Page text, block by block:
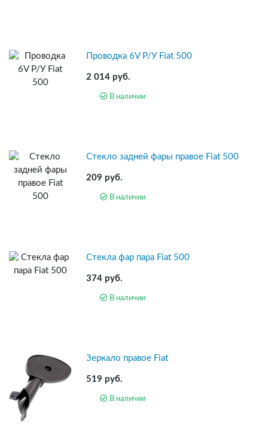
Проводка 6V Р/У Fiat 500
2 014 руб.
В наличии
Стекло задней фары правое Fiat 500
209 руб.
В наличии
Стекла фар пара Fiat 500
374 руб.
В наличии
Зеркало правое Fiat
519 руб.
В наличии